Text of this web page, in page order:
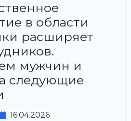
в области
расширяет
мужчин и
следующие
16.04.2026